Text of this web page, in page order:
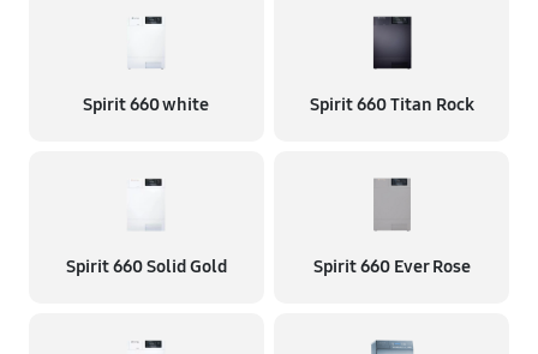
Spirit 660 white Spirit 660 Titan Rock
Spirit 660 Solid Gold Spirit 660 Ever Rose